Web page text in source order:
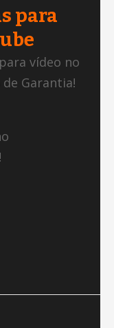
para
vídeo no
Garantia!